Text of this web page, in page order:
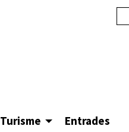
Turisme Entrades